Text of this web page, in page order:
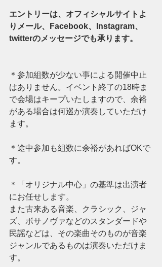
エントリーは、オフィシャルサイトよ
りメール、Facebook、Instagram、
twitterのメッセージでも承ります。
＊参加組数が少ない事による開催中止
はありません。イベント終了の18時ま
で会場はキープいたしますので、余裕
がある場合は何巡か演奏していただけ
ます。
＊途中参加も組数に余裕があればOKで
す。
＊「オリジナル中心」の基準は出演者
にお任せします。
また古来ある音楽、クラシック、ジャ
ズ、ボサノヴァなどのスタンダードや
民謡などは、その楽曲そのものが音楽
ジャンルであるものは演奏いただけま
す。